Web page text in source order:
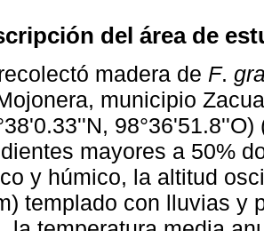
del área de
madera de F.
municipio
98°36'51.8''O)
mayores a 50%
y húmico, la altitud
templado con lluvias y